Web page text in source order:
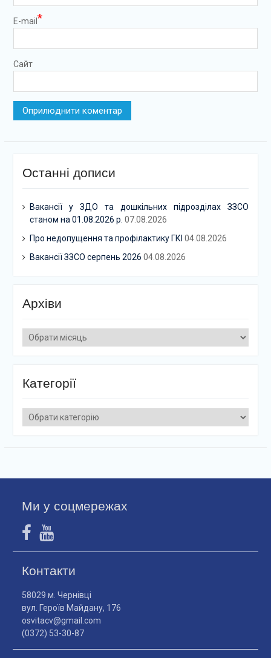
E-mail *
Сайт
Останні дописи
Вакансії у ЗДО та дошкільних підрозділах ЗЗСО
станом на 01.08.2026 р. 07.08.2026
Про недопущення та профілактику ГКІ 04.08.2026
Вакансії ЗЗСО серпень 2026 04.08.2026
Архіви
Архіви
Категорії
Категорії
Ми у соцмережах
Контакти
58029 м. Чернівці
вул. Героїв Майдану, 176
osvitacv@gmail.com
(0372) 53-30-87